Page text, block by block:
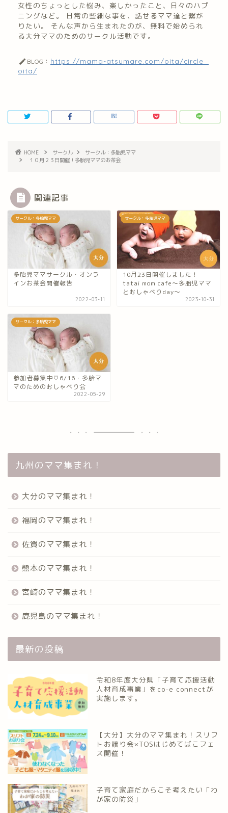
女性のちょっとした悩み、楽しかったこと、日々のハプ
ニングなど。 日常の些細な事を、話せるママ達と繋が
りたい。 そんな声から生まれたのが、無料で始められ
る大分ママのためのサークル活動です。
BLOG： https://mama-atsumare.com/oita/circle_
oita/
HOME サークル
サークル：多胎児ママ
１０月２３日開催！多胎児ママのお茶会
関連記事
サークル：多胎児ママ
多胎児ママサークル・オンラ
インお茶会開催報告
2022-03-11
サークル：多胎児ママ
10月23日開催しました！
tatai mom cafe～多胎児ママ
とおしゃべりday～
2023-10-31
サークル：多胎児ママ
参加者募集中♡6/16・多胎マ
マのためのおしゃべり会
2022-05-29
九州のママ集まれ！
大分のママ集まれ！
福岡のママ集まれ！
佐賀のママ集まれ！
熊本のママ集まれ！
宮崎のママ集まれ！
鹿児島のママ集まれ！
最新の投稿
令和8年度大分県「子育て応援活動
人材育成事業」をco-e connectが
実施します。
【大分】大分のママ集まれ！スリフ
トお譲り会×TOSはじめてばこフェ
ス開催！
子育て家庭だからこそ考えたい「わ
が家の防災」